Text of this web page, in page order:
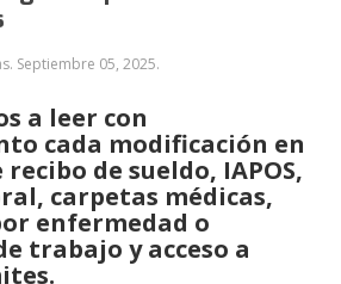
Septiembre 05, 2025.
a leer con
cada modificación en
de sueldo, IAPOS,
carpetas médicas,
enfermedad o
trabajo y acceso a